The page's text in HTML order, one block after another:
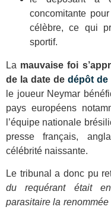
concomitante
célèbre, ce qui
sportif.
La mauvaise foi
de la date dedépôt de
le joueur Neymar
pays européens
l’équipe nationale
presse français,
célébrité naissante.
Le tribunal a donc pu
du requérant était
parasitaire la